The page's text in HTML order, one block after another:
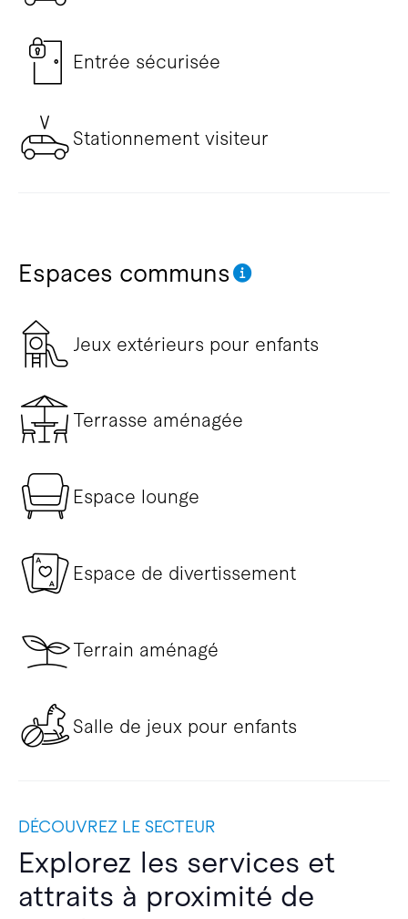
Entrée sécurisée
Stationnement visiteur
Espaces communs
Jeux extérieurs pour enfants
Terrasse aménagée
Espace lounge
Espace de divertissement
Terrain aménagé
Salle de jeux pour enfants
DÉCOUVREZ LE SECTEUR
Explorez les services et
attraits à proximité de